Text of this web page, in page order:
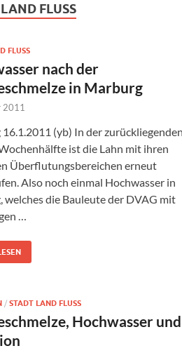
FLUSS
FLUSS
nach der
in Marburg
2011
(yb) In der zurückliegenden
ist die Lahn mit ihren
Überflutungsbereichen erneut
Also noch einmal Hochwasser in
welches die Bauleute der DVAG mit
…
/ STADT LAND FLUSS
Hochwasser und